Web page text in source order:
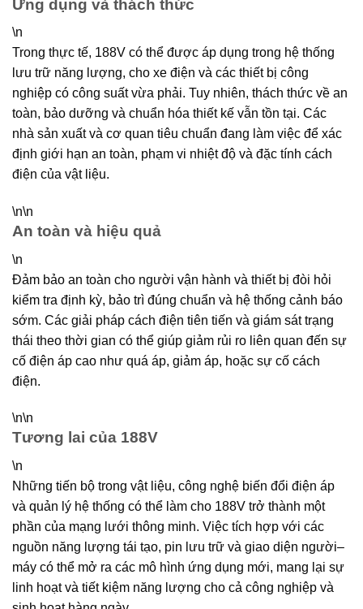
Ứng dụng và thách thức
\n
Trong thực tế, 188V có thể được áp dụng trong hệ thống
lưu trữ năng lượng, cho xe điện và các thiết bị công
nghiệp có công suất vừa phải. Tuy nhiên, thách thức về an
toàn, bảo dưỡng và chuẩn hóa thiết kế vẫn tồn tại. Các
nhà sản xuất và cơ quan tiêu chuẩn đang làm việc để xác
định giới hạn an toàn, phạm vi nhiệt độ và đặc tính cách
điện của vật liệu.
\n\n
An toàn và hiệu quả
\n
Đảm bảo an toàn cho người vận hành và thiết bị đòi hỏi
kiểm tra định kỳ, bảo trì đúng chuẩn và hệ thống cảnh báo
sớm. Các giải pháp cách điện tiên tiến và giám sát trạng
thái theo thời gian có thể giúp giảm rủi ro liên quan đến sự
cố điện áp cao như quá áp, giảm áp, hoặc sự cố cách
điện.
\n\n
Tương lai của 188V
\n
Những tiến bộ trong vật liệu, công nghệ biến đổi điện áp
và quản lý hệ thống có thể làm cho 188V trở thành một
phần của mạng lưới thông minh. Việc tích hợp với các
nguồn năng lượng tái tạo, pin lưu trữ và giao diện người–
máy có thể mở ra các mô hình ứng dụng mới, mang lại sự
linh hoạt và tiết kiệm năng lượng cho cả công nghiệp và